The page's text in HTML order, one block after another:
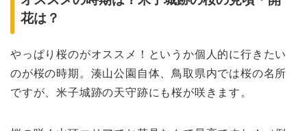
花は？
やっぱり桜のがオススメ！というか個人的に行きたい
のが桜の時期。湊山公園自体、鳥取県内では桜の名所
ですが、米子城跡の天守跡にも桜が咲きます。